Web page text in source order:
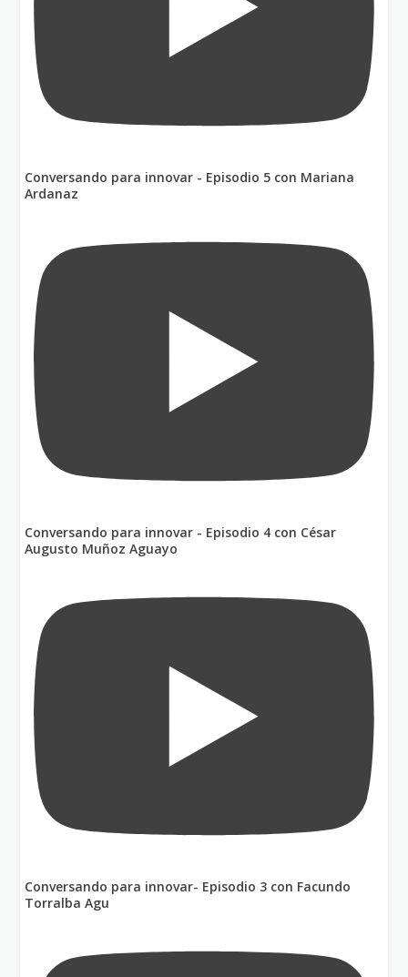
Conversando para innovar - Episodio 5 con Mariana
Ardanaz
Conversando para innovar - Episodio 4 con César
Augusto Muñoz Aguayo
Conversando para innovar- Episodio 3 con Facundo
Torralba Agu